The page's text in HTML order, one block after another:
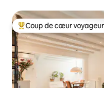
Coups de cœur voyageurs
Coup de cœur